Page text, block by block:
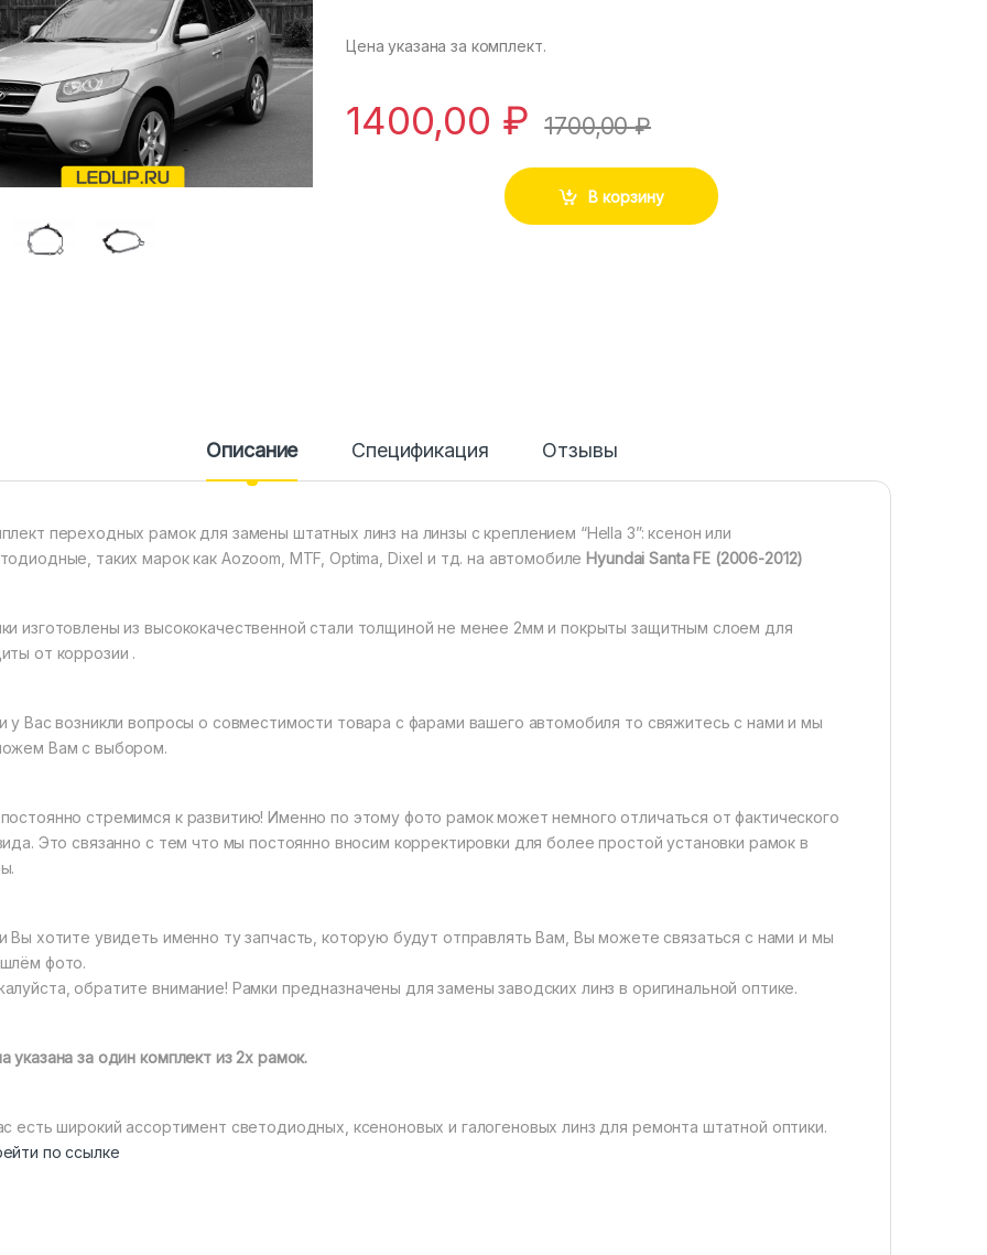
Цена указана за комплект.
1400,00 ₽ 1700,00₽
В корзину
Описание Спецификация Отзывы
переходных рамок для замены штатных линз на линзы с креплением “Hella 3”: ксенон или
таких марок как Aozoom, MTF, Optima, Dixel и тд. на автомобиле Hyundai Santa FE (2006-2012)
изготовлены из высококачественной стали толщиной не менее 2мм и покрыты защитным слоем для
от коррозии .
у Вас возникли вопросы о совместимости товара с фарами вашего автомобиля то свяжитесь с нами и мы
Вам с выбором.
стремимся к развитию! Именно по этому фото рамок может немного отличаться от фактического
Это связанно с тем что мы постоянно вносим корректировки для более простой установки рамок в
Вы хотите увидеть именно ту запчасть, которую будут отправлять Вам, Вы можете связаться с нами и мы
фото.
обратите внимание! Рамки предназначены для замены заводских линз в оригинальной оптике.
указана за один комплект из 2х рамок.
есть широкий ассортимент светодиодных, ксеноновых и галогеновых линз для ремонта штатной оптики.
по ссылке